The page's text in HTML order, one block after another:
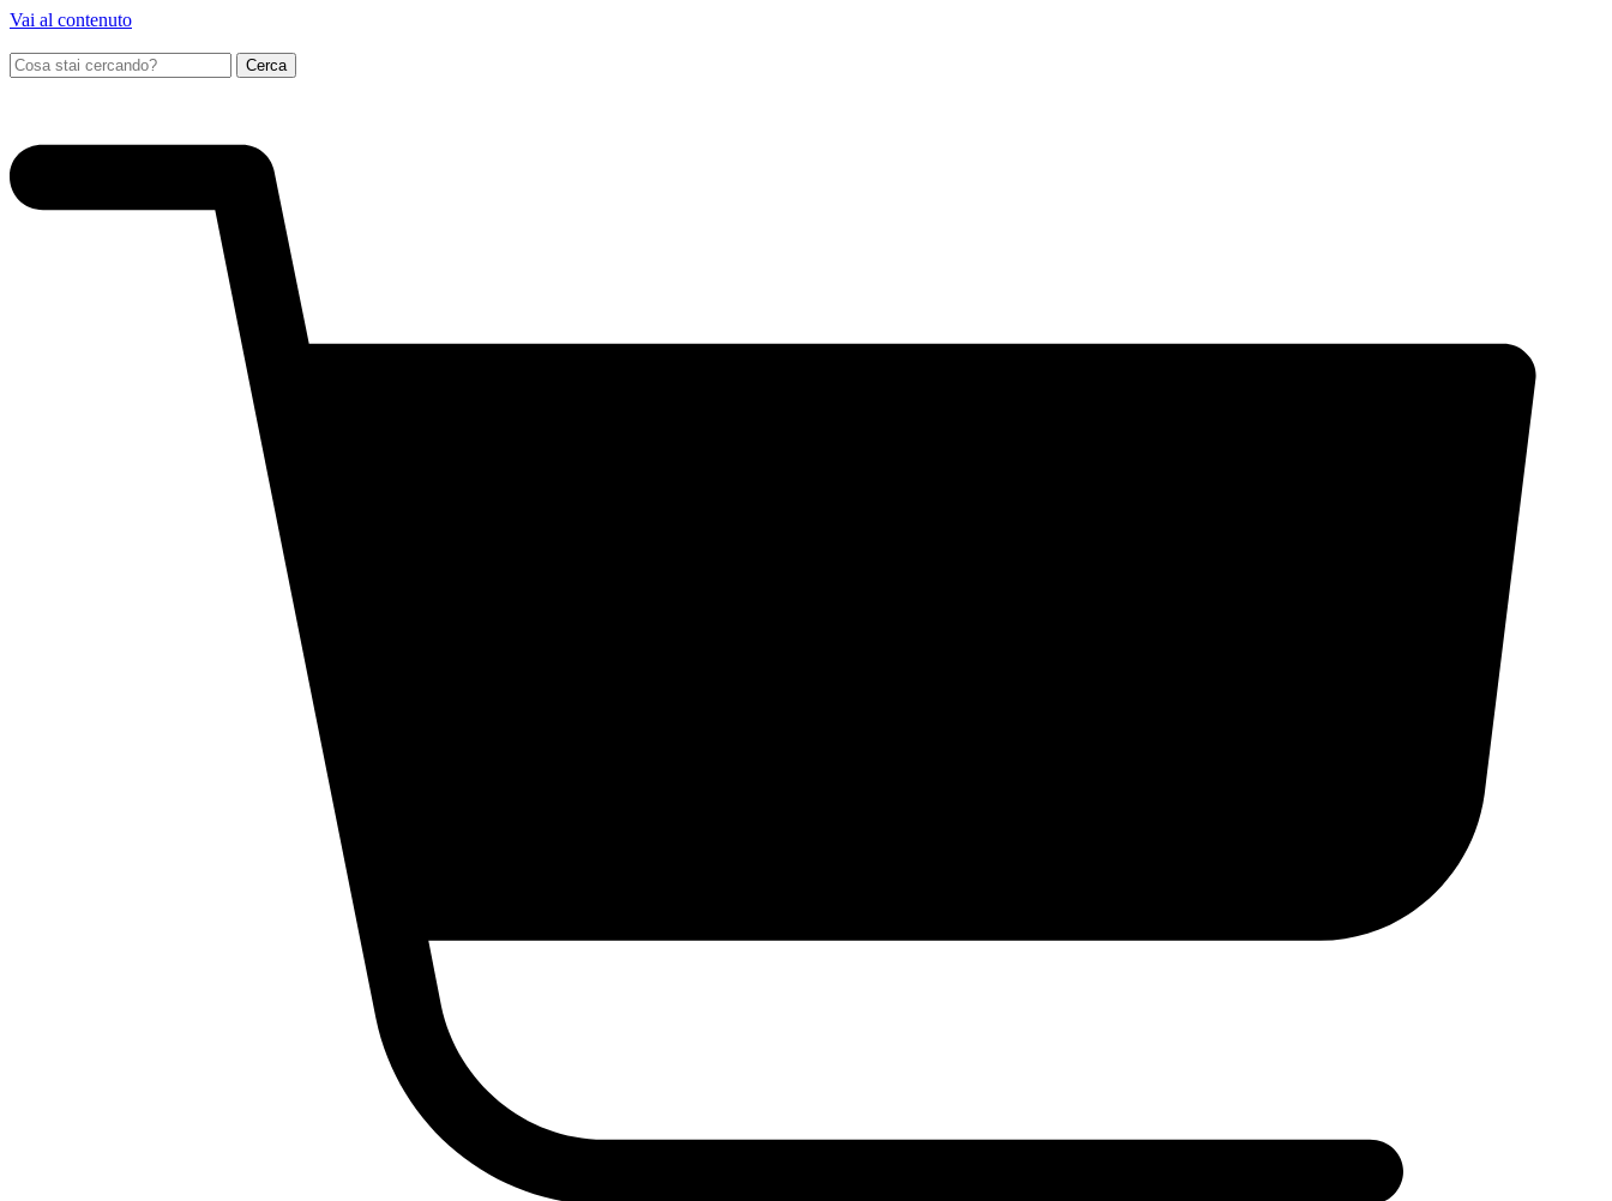
Vai al contenuto